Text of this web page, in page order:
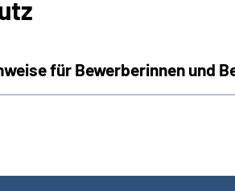
für Bewerberinnen und